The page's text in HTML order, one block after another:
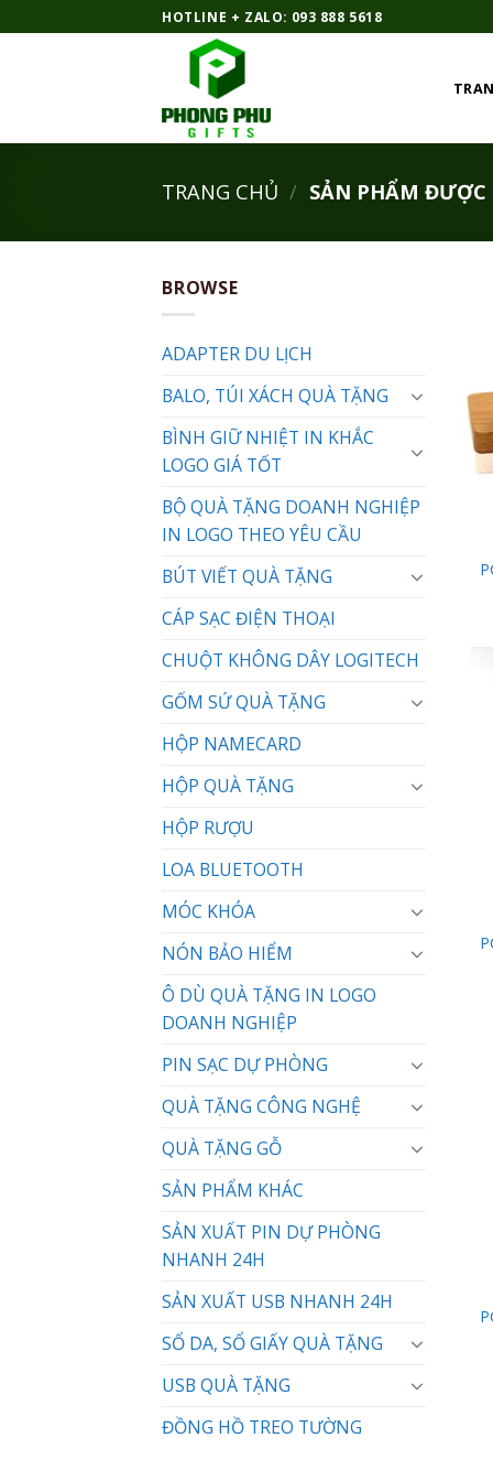
qua
HOTLINE + ZALO: 093 888 5618
TRANG CHỦ / SẢN PHẨM ĐƯỢC
BROWSE
ADAPTER DU LỊCH
BALO, TÚI XÁCH QUÀ TẶNG
BÌNH GIỮ NHIỆT IN KHẮC
LOGO GIÁ TỐT
BỘ QUÀ TẶNG DOANH NGHIỆP
IN LOGO THEO YÊU CẦU
BÚT VIẾT QUÀ TẶNG
CÁP SẠC ĐIỆN THOẠI
CHUỘT KHÔNG DÂY LOGITECH
GỐM SỨ QUÀ TẶNG
HỘP NAMECARD
HỘP QUÀ TẶNG
HỘP RƯỢU
LOA BLUETOOTH
MÓC KHÓA
NÓN BẢO HIỂM
Ô DÙ QUÀ TẶNG IN LOGO
DOANH NGHIỆP
PIN SẠC DỰ PHÒNG
QUÀ TẶNG CÔNG NGHỆ
QUÀ TẶNG GỖ
SẢN PHẨM KHÁC
SẢN XUẤT PIN DỰ PHÒNG
NHANH 24H
SẢN XUẤT USB NHANH 24H
SỔ DA, SỔ GIẤY QUÀ TẶNG
USB QUÀ TẶNG
ĐỒNG HỒ TREO TƯỜNG